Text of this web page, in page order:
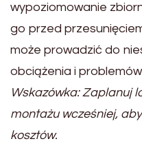
wypoziomowanie
go przed
może prowadzić do
obciążenia i
Wskazówka: Zaplanuj
montażu wcześniej,
kosztów.